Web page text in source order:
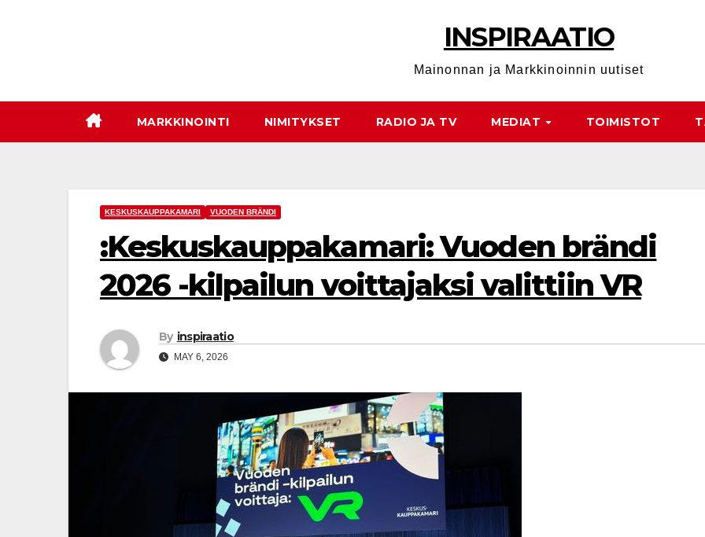
INSPIRAATIO
Mainonnan ja Markkinoinnin uutiset
MARKKINOINTI NIMITYKSET RADIO JA TV MEDIAT TOIMISTOT
KESKUSKAUPPAKAMARI VUODEN BRÄNDI
:Keskuskauppakamari: Vuoden brändi
2026 -kilpailun voittajaksi valittiin VR
By inspiraatio
MAY 6, 2026